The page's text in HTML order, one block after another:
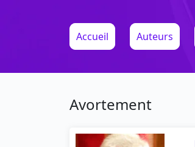
Accueil Auteurs
Avortement